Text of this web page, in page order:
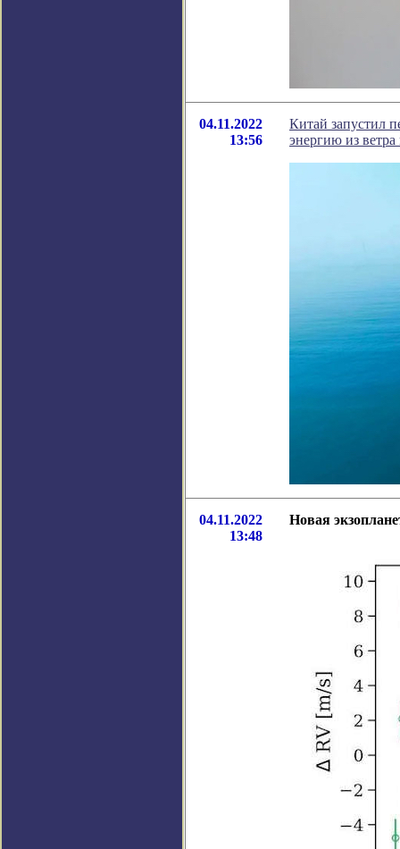
04.11.2022
13:56
Китай запустил
энергию из
04.11.2022
13:48
Новая